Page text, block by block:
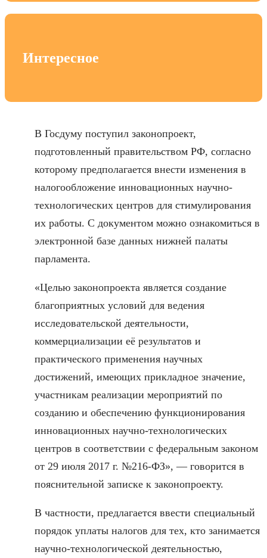
Интересное
В Госдуму поступил законопроект,
подготовленный правительством РФ, согласно
которому предполагается внести изменения в
налогообложение инновационных научно-
технологических центров для стимулирования
их работы. С документом можно ознакомиться в
электронной базе данных нижней палаты
парламента.
«Целью законопроекта является создание
благоприятных условий для ведения
исследовательской деятельности,
коммерциализации её результатов и
практического применения научных
достижений, имеющих прикладное значение,
участникам реализации мероприятий по
созданию и обеспечению функционирования
инновационных научно-технологических
центров в соответствии с федеральным законом
от 29 июля 2017 г. №216-ФЗ», — говорится в
пояснительной записке к законопроекту.
В частности, предлагается ввести специальный
порядок уплаты налогов для тех, кто занимается
научно-технологической деятельностью,